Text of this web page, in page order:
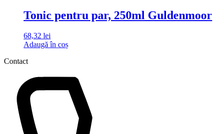
Tonic pentru par, 250ml Guldenmoor
68,32 lei
Adaugă în coș
Contact